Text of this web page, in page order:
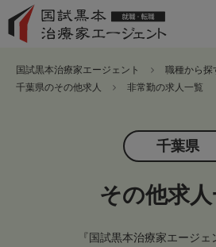
国試黒本治療家エージェント 職種から探
千葉県のその他求人
非常勤の求人一覧
千葉県
その他求
『国試黒本治療家エージェ